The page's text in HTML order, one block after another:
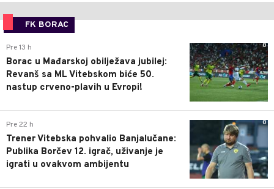
FK BORAC
0
Pre 13 h
Borac u Mađarskoj obilježava jubilej:
Revanš sa ML Vitebskom biće 50.
nastup crveno-plavih u Evropi!
0
Pre 22 h
Trener Vitebska pohvalio Banjalučane:
Publika Borčev 12. igrač, uživanje je
igrati u ovakvom ambijentu